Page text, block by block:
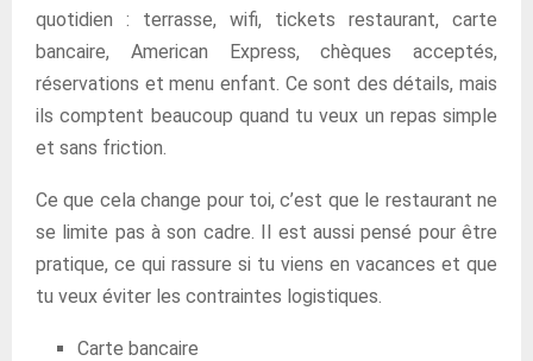
quotidien : terrasse, wifi, tickets restaurant, carte
bancaire, American Express, chèques acceptés,
réservations et menu enfant. Ce sont des détails, mais
ils comptent beaucoup quand tu veux un repas simple
et sans friction.
Ce que cela change pour toi, c’est que le restaurant ne
se limite pas à son cadre. Il est aussi pensé pour être
pratique, ce qui rassure si tu viens en vacances et que
tu veux éviter les contraintes logistiques.
Carte bancaire